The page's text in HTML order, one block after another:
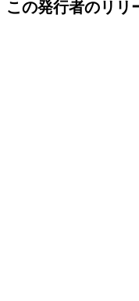
この発行者のリリ